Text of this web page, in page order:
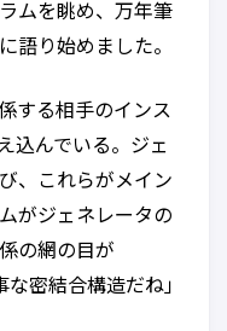
ムを眺め、万年筆
語り始めました。
する相手のインス
込んでいる。ジェ
、これらがメイン
がジェネレータの
の網の目が
密結合構造だね」